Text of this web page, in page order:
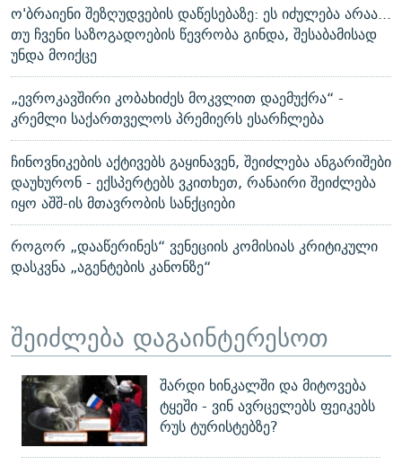
ო'ბრაიენი შეზღუდვების დაწესებაზე: ეს იძულება არაა...
თუ ჩვენი საზოგადოების წევრობა გინდა, შესაბამისად
უნდა მოიქცე
„ევროკავშირი კობახიძეს მოკვლით დაემუქრა“ -
კრემლი საქართველოს პრემიერს ესარჩლება
ჩინოვნიკების აქტივებს გაყინავენ, შეიძლება ანგარიშები
დაუხურონ - ექსპერტებს ვკითხეთ, რანაირი შეიძლება
იყო აშშ-ის მთავრობის სანქციები
როგორ „დააწერინეს“ ვენეციის კომისიას კრიტიკული
დასკვნა „აგენტების კანონზე“
შეიძლება დაგაინტერესოთ
შარდი ხინკალში და მიტოვება
ტყეში - ვინ ავრცელებს ფეიკებს
რუს ტურისტებზე?